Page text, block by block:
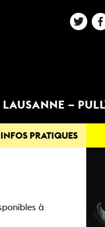
LAUSANNE –
INFOS PRATIQUES
à